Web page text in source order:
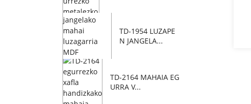
TD-1954 LUZAPE
N JANGELA...
TD-2164 MAHAIA EG
URRA V...